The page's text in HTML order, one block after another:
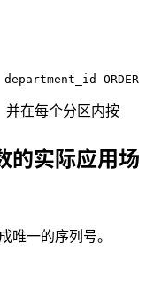
ORDER
在每个分区内按
的实际应用场
唯一的序列号。